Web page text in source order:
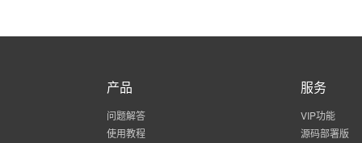
产品
问题解答
使用教程
服务
VIP功能
源码部署版